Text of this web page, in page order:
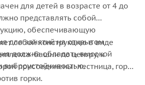
для детей в возрасте от 4 до
представлять собой
обеспечивающую
для занятий на открытом
должна обладать высокой
виброустойчивостью.
собой конструкцию в виде
башни по центру, к
присоединены: лестница, горка
горки.